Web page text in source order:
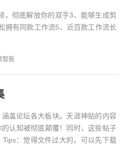
，彻底解放你的双手3、能够生成剪
拥有同款工作流5、近百款工作流长
智能
盖论坛各大板块。天涯神贴的内容
认知被彻底颠覆！同时，这些帖子
：觉得文件过大的，可以先下载